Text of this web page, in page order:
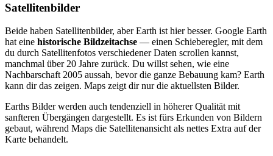
Satellitenbilder
Beide haben Satellitenbilder, aber Earth ist hier besser. Google Earth
hat eine historische Bildzeitachse — einen Schieberegler, mit dem
du durch Satellitenfotos verschiedener Daten scrollen kannst,
manchmal über 20 Jahre zurück. Du willst sehen, wie eine
Nachbarschaft 2005 aussah, bevor die ganze Bebauung kam? Earth
kann dir das zeigen. Maps zeigt dir nur die aktuellsten Bilder.
Earths Bilder werden auch tendenziell in höherer Qualität mit
sanfteren Übergängen dargestellt. Es ist fürs Erkunden von Bildern
gebaut, während Maps die Satellitenansicht als nettes Extra auf der
Karte behandelt.